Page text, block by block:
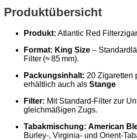
Produktübersicht
Produkt: Atlantic Red
Format: King Size –
Filter (≈ 85 mm).
Packungsinhalt: 20 Zigaretten
erhältlich auch als Stange
Filter: Mit Standard‑Filter zur
gleichmäßigen Zugs.
Tabakmischung: American
Burley‑, Virginia‑ und